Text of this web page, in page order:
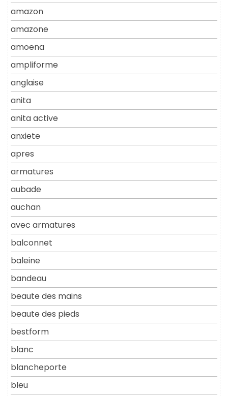
amazon
amazone
amoena
ampliforme
anglaise
anita
anita active
anxiete
apres
armatures
aubade
auchan
avec armatures
balconnet
baleine
bandeau
beaute des mains
beaute des pieds
bestform
blanc
blancheporte
bleu